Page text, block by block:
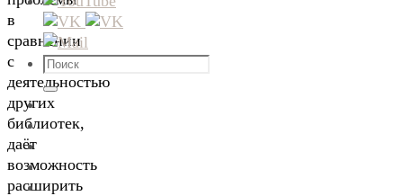
в
сравнении
с
деятельностью
других
библиотек,
даёт
возможность
расширить
Что
искать:
Поиск